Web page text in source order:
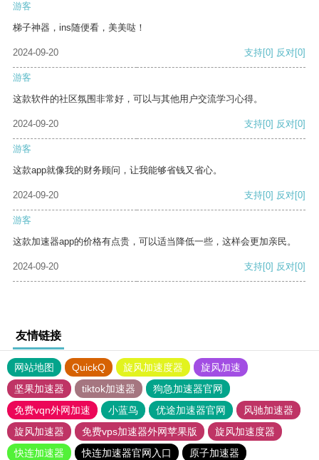
游客
梯子神器，ins随便看，美美哒！
2024-09-20 支持[0] 反对[0]
游客
这款软件的社区氛围非常好，可以与其他用户交流学习心得。
2024-09-20 支持[0] 反对[0]
游客
这款app就像我的财务顾问，让我能够省钱又省心。
2024-09-20 支持[0] 反对[0]
游客
这款加速器app的价格有点贵，可以适当降低一些，这样会更加亲民。
2024-09-20 支持[0] 反对[0]
友情链接
网站地图 QuickQ 旋风加速度器
旋风加速
坚果加速器
tiktok加速器
狗急加速器官网
免费vqn外网加速
小蓝鸟 优途加速器官网
风驰加速器
旋风加速器
免费vps加速器外网苹果版
旋风加速度器
快连加速器
快连加速器官网入口
原子加速器